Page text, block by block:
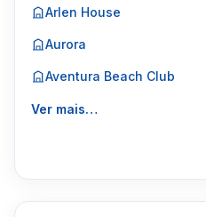
Arlen House
Aurora
Aventura Beach Club
Ver mais…